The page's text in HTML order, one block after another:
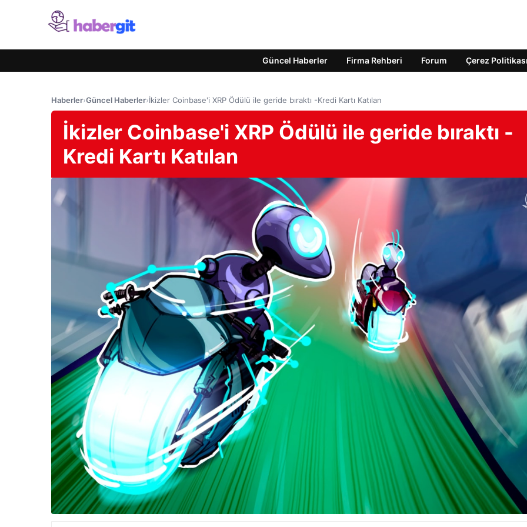
Güncel Haberler Firma Rehberi Forum Çerez Politikası
Haberler›Güncel Haberler›İkizler Coinbase'i XRP Ödülü ile geride bıraktı -Kredi Kartı Katılan
İkizler Coinbase'i XRP Ödülü ile geride bıraktı -
Kredi Kartı Katılan